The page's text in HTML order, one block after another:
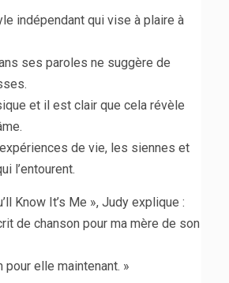
indépendant qui vise à plaire à
ses paroles ne suggère de
et il est clair que cela révèle
de vie, les siennes et
l’entourent.
Know It’s Me », Judy explique :
de chanson pour ma mère de son
pour elle maintenant. »